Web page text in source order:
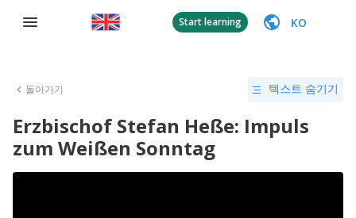
Start learning KO
돌아가기 텍스트 숨기기
Erzbischof Stefan Heße: Impuls
zum Weißen Sonntag